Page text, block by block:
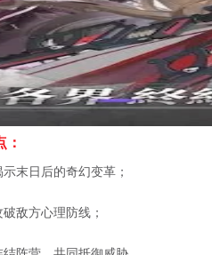
末日后的奇幻变革；
敌方心理防线；